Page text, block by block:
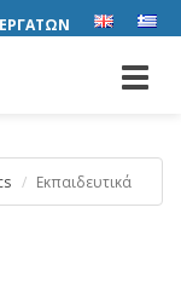
Εκπαιδευτικά